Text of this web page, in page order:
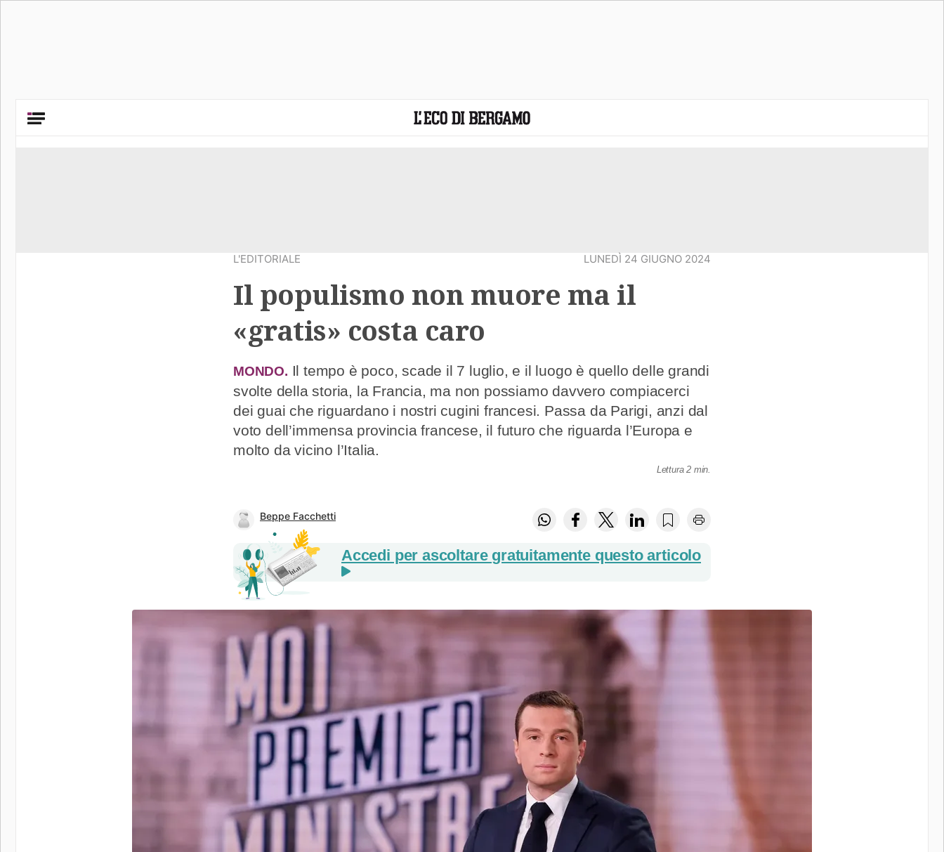
L'EDITORIALE LUNEDÌ 24 GIUGNO 2024
Il populismo non muore ma il
«gratis» costa caro
MONDO. Il tempo è poco, scade il 7 luglio, e il luogo è quello delle grandi
svolte della storia, la Francia, ma non possiamo davvero compiacerci
dei guai che riguardano i nostri cugini francesi. Passa da Parigi, anzi dal
voto dell’immensa provincia francese, il futuro che riguarda l’Europa e
molto da vicino l’Italia.
Lettura 2 min.
Beppe Facchetti
Accedi per ascoltare gratuitamente questo articolo